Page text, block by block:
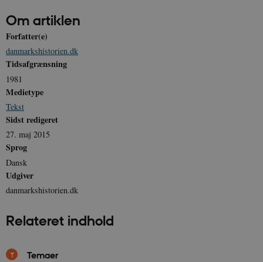
Om artiklen
Forfatter(e)
danmarkshistorien.dk
Tidsafgrænsning
1981
Medietype
Tekst
Sidst redigeret
27. maj 2015
Sprog
Dansk
Udgiver
danmarkshistorien.dk
Relateret indhold
Temaer